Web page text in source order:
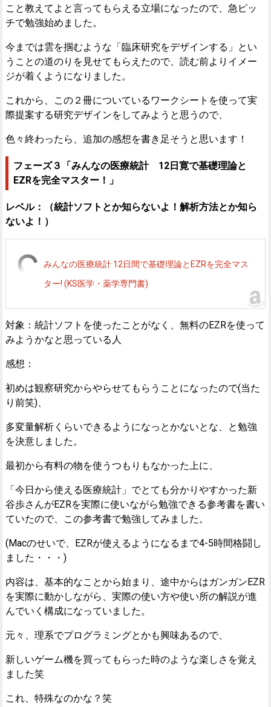
こと教えてよと言ってもらえる立場になったので、急ピッ
チで勉強始めました。
今までは雲を掴むような「臨床研究をデザインする」とい
うことの道のりを見せてもらえたので、読む前よりイメー
ジが着くようになりました。
これから、この２冊についているワークシートを使って実
際提案する研究デザインをしてみようと思うので、
色々終わったら、追加の感想を書き足そうと思います！
フェーズ３「みんなの医療統計 12日寛で基礎理論と
EZRを完全マスター！」
レベル：（統計ソフトとか知らないよ！解析方法とか知ら
ないよ！）
みんなの医療統計 12日間で基礎理論とEZRを完全マス
ター! (KS医学・薬学専門書)
対象：統計ソフトを使ったことがなく、無料のEZRを使って
みようかなと思っている人
感想：
初めは観察研究からやらせてもらうことになったので(当た
り前笑)、
多変量解析くらいできるようになっとかないとな、と勉強
を決意しました。
最初から有料の物を使うつもりもなかった上に、
「今日から使える医療統計」でとても分かりやすかった新
谷歩さんがEZRを実際に使いながら勉強できる参考書を書い
ていたので、この参考書で勉強してみました。
(Macのせいで、EZRが使えるようになるまで4-5時間格闘し
ました・・・)
内容は、基本的なことから始まり、途中からはガンガンEZR
を実際に動かしながら、実際の使い方や使い所の解説が進
んでいく構成になっていました。
元々、理系でプログラミングとかも興味あるので、
新しいゲーム機を買ってもらった時のような楽しさを覚え
ました笑
これ、特殊なのかな？笑